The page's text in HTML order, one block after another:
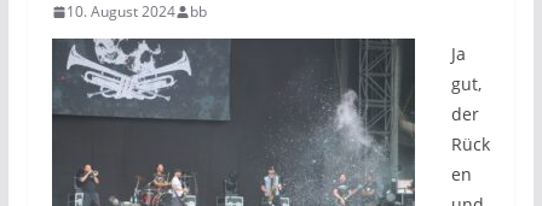
10. August 2024 bb
Ja
gut,
der
Rück
en